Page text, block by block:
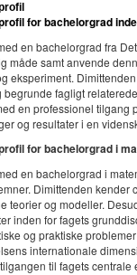
for bachelorgrad
en bachelorgrad fra
måde samt anvende
eksperiment.
begrunde fagligt
en professionel tilgang
og resultater i en
for bachelorgrad i
en bachelorgrad i
Dimittenden
teorier og modeller.
inden for fagets
og praktiske
internationale
til fagets